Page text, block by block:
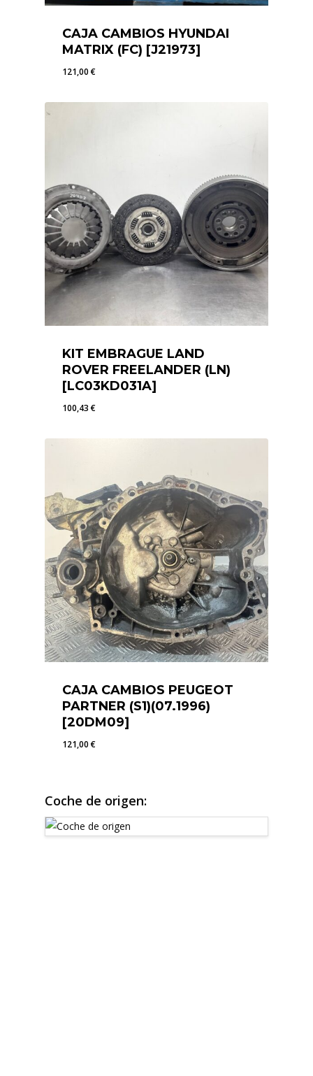
CAJA CAMBIOS HYUNDAI
MATRIX (FC) [J21973]
121,00€
KIT EMBRAGUE LAND
ROVER FREELANDER (LN)
[LC03KD031A]
100,43€
CAJA CAMBIOS PEUGEOT
PARTNER (S1)(07.1996)
[20DM09]
121,00€
Coche de origen: